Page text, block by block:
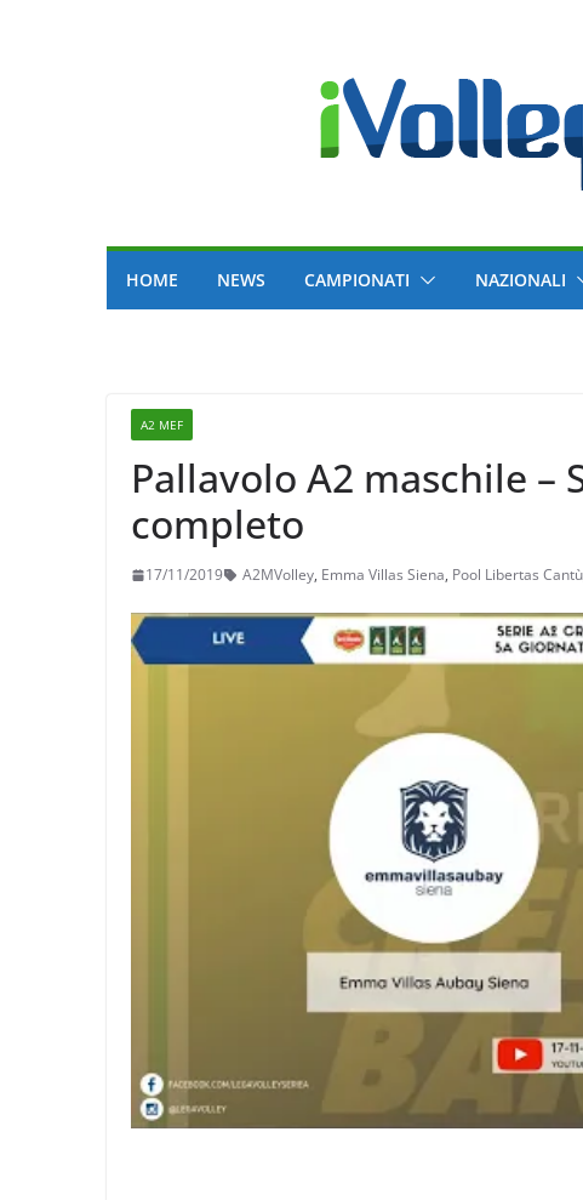
HOME NEWS CAMPIONATI NAZIONALI
A2 MEF
Pallavolo A2 maschile –
completo
17/11/2019 A2MVolley, Emma Villas Siena, Pool Libertas Cantù